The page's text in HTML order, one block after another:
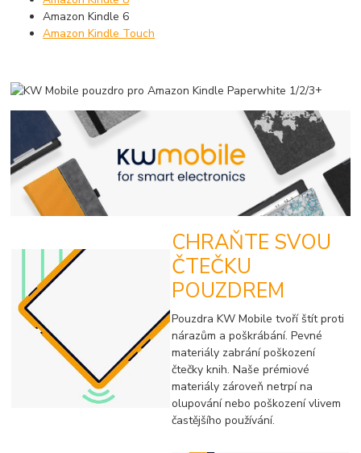
Amazon Kindle 6
Amazon Kindle Touch
+
CHRAŇTE SVOU
ČTEČKU
POUZDREM
Pouzdra KW Mobile tvoří štít proti
nárazům a poškrábání. Pevné
materiály zabrání poškození
čtečky knih. Naše prémiové
materiály zároveň netrpí na
olupování nebo poškození vlivem
častějšího používání.